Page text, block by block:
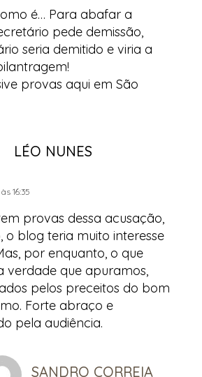
é… Para abafar a
pede demissão,
seria demitido e viria a
provas aqui em São
LÉO NUNES
16:35
provas dessa acusação,
o blog teria muito interesse
por enquanto, o que
verdade que apuramos,
pelos preceitos do bom
Forte abraço e
pela audiência.
SANDRO CORREIA